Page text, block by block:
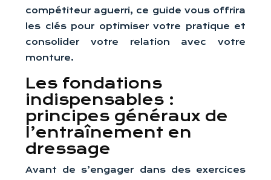
compétiteur aguerri, ce guide vous offrira
les clés pour optimiser votre pratique et
consolider votre relation avec votre
monture.
Les fondations
indispensables :
principes généraux de
l’entraînement en
dressage
Avant de s’engager dans des exercices